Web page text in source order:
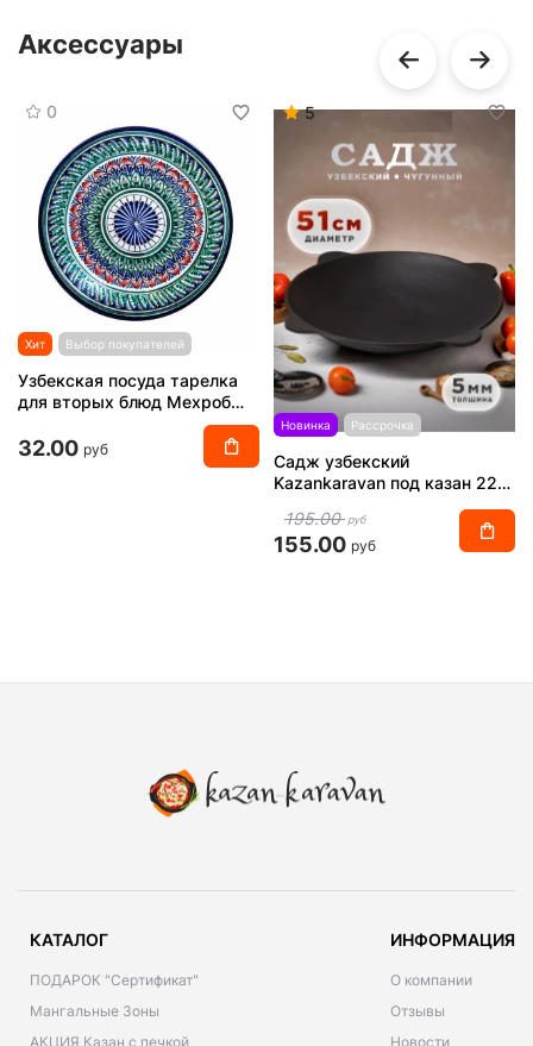
Аксессуары
0
Хит Выбор покупателей
Узбекская посуда тарелка
для вторых блюд Мехроб
32.00 руб
5
Новинка Рассрочка
Садж узбекский
Kazankaravan под казан 22
195.00 руб
155.00 руб
КАТАЛОГ
ПОДАРОК "Сертификат"
Мангальные Зоны
АКЦИЯ Казан с печкой
ИНФОРМАЦИЯ
О компании
Отзывы
Новости